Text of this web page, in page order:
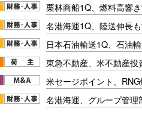
栗林商船1Q、燃料高響
名港海運1Q、陸送伸長
日本石油輸送1Q、石油
東急不動産、米不動産投
米セージポイント、
名港海運、グループ管